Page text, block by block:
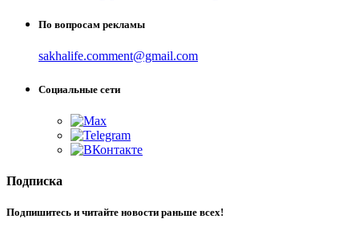
По вопросам рекламы
sakhalife.comment@gmail.com
Социальные сети
Подписка
Подпишитесь и читайте новости раньше всех!